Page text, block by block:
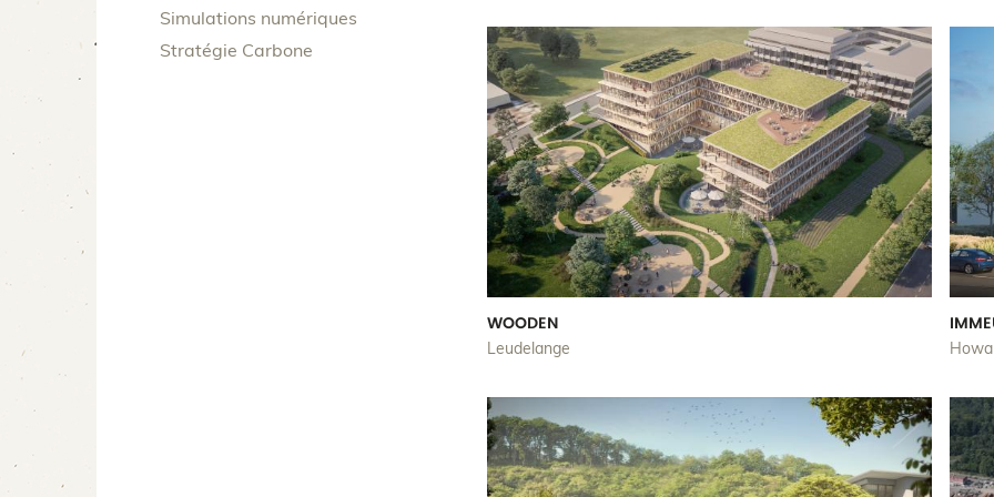
Simulations numériques
Stratégie Carbone
WOODEN
Leudelange